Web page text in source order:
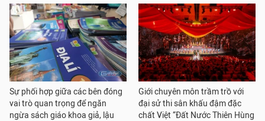
Sự phối hợp giữa các bên đóng
vai trò quan trọng để ngăn
ngừa sách giáo khoa giả, lậu
Giới chuyên môn trầm trồ với
đại sử thi sân khấu đậm đặc
chất Việt “Đất Nước Thiên Hùng